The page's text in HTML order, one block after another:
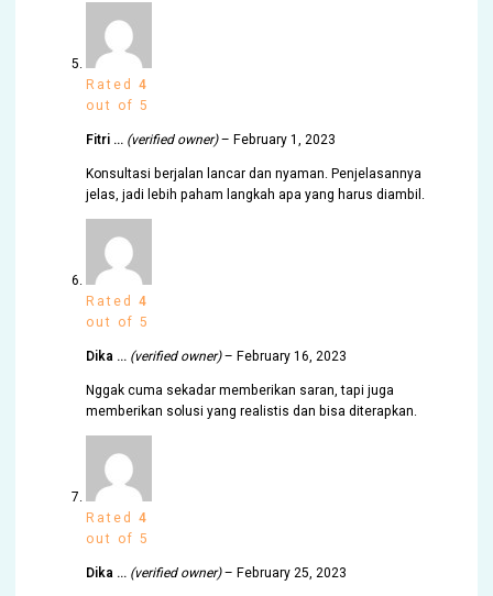
Rated4
out of 5
Fitri … (verified owner)– February 1, 2023
Konsultasi berjalan lancar dan nyaman. Penjelasannya
jelas, jadi lebih paham langkah apa yang harus diambil.
Rated4
out of 5
Dika … (verified owner)– February 16, 2023
Nggak cuma sekadar memberikan saran, tapi juga
memberikan solusi yang realistis dan bisa diterapkan.
Rated4
out of 5
Dika … (verified owner)– February 25, 2023